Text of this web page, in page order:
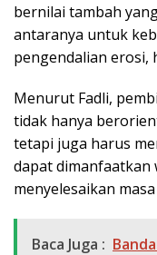
bernilai tambah
antaranya untuk
pengendalian erosi,
Menurut Fadli,
tidak hanya
tetapi juga harus
dapat dimanfaatkan
menyelesaikan
Baca Juga :